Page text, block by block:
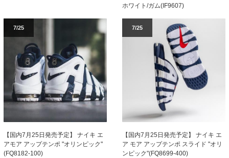
ホワイト/ガム(IF9607)
7/25
【国内7月25日発売予定】 ナイキ エ
アモア アップテンポ "オリンピック"
(FQ8182-100)
7/25
【国内7月25日発売予定】 ナイキ エ
ア モア アップテンポ スライド "オリ
ンピック"(FQ8699-400)